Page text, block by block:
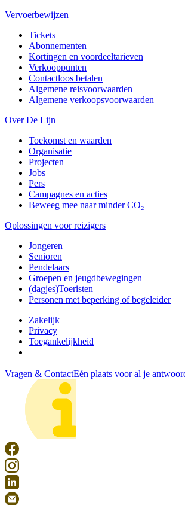
Vervoerbewijzen
Tickets
Abonnementen
Kortingen en voordeeltarieven
Verkooppunten
Contactloos betalen
Algemene reisvoorwaarden
Algemene verkoopsvoorwaarden
Over De Lijn
Toekomst en waarden
Organisatie
Projecten
Jobs
Pers
Campagnes en acties
Beweeg mee naar minder CO₂
Oplossingen voor reizigers
Jongeren
Senioren
Pendelaars
Groepen en jeugdbewegingen
(dagjes)Toeristen
Personen met beperking of begeleider
Zakelijk
Privacy
Toegankelijkheid
Vragen & ContactEén plaats voor al je